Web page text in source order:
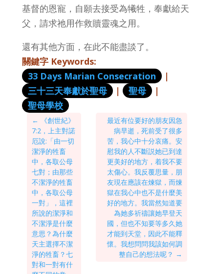
基督的恩寵，自願去接受為犧牲，奉獻給天
父，請求祂用作救贖靈魂之用。
還有其他方面，在此不能盡談了。
關鍵字 Keywords:
33 Days Marian Consecration |
三十三天奉獻於聖母 | 聖母 |
聖母學校
←
《創世紀》
7:2，上主對諾
厄說:「由一切
潔淨的牲畜
中，各取公母
七對；由那些
不潔淨的牲畜
中，各取公母
一對」，這裡
所說的潔淨和
不潔淨是什麼
意思？為什麼
天主選擇不潔
淨的牲畜？七
對和一對有什
最近有位要好的朋友因急
病早逝，死前受了很多
苦，我心中十分哀痛。安
慰我的人不斷説她已到達
更美好的地方，着我不要
太傷心。我反覆思量，朋
友現在應該在煉獄，而煉
獄在我心中也不是什麼美
好的地方。我當然知道要
為她多祈禱讓她早登天
國，但也不知要等多久她
才能到天堂，因此不能釋
懷。我想問問我該如何調
整自己的想法呢？ →